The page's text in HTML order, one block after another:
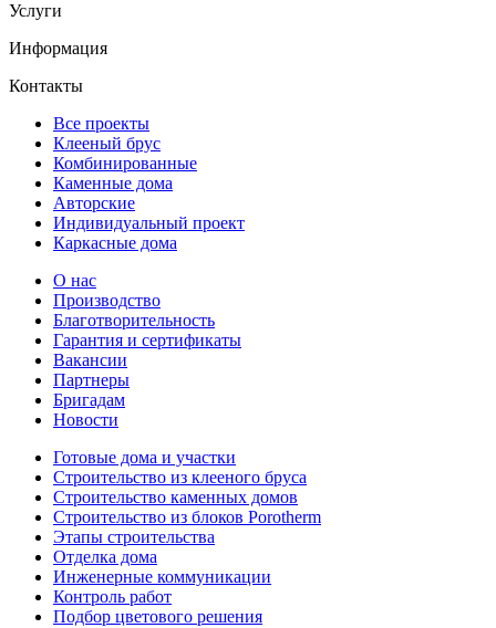
Услуги
Информация
Контакты
Все проекты
Клееный брус
Комбинированные
Каменные дома
Авторские
Индивидуальный проект
Каркасные дома
О нас
Производство
Благотворительность
Гарантия и сертификаты
Вакансии
Партнеры
Бригадам
Новости
Готовые дома и участки
Строительство из клееного бруса
Строительство каменных домов
Строительство из блоков Porotherm
Этапы строительства
Отделка дома
Инженерные коммуникации
Контроль работ
Подбор цветового решения